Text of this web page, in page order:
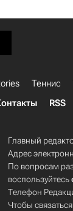
Теннис
RSS
Главный
Адрес
По вопросам
воспользуйтесь
Телефон
Чтобы